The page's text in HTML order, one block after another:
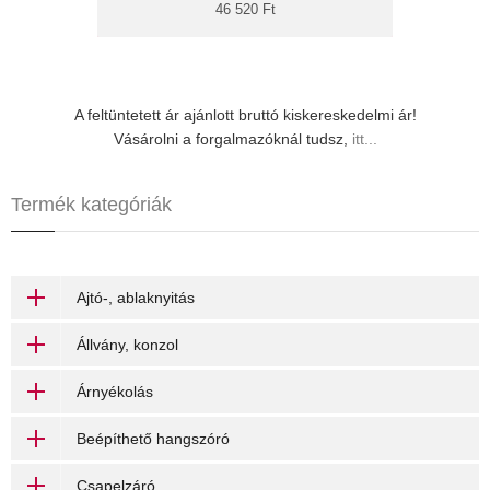
46 520 Ft
falai szerelvénydobozba szerelhető. Z-Wave
A feltüntetett ár ajánlott bruttó kiskereskedelmi ár!
Vásárolni a forgalmazóknál tudsz, itt...
Termék kategóriák
Ajtó-, ablaknyitás
Állvány, konzol
Árnyékolás
Beépíthető hangszóró
Csapelzáró